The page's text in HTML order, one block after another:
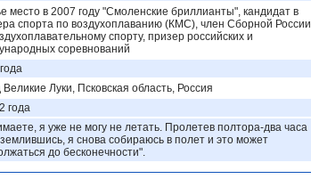
место в 2007 году "Смоленские бриллианты", кандидат в
спорта по воздухоплаванию (КМС), член Сборной России
спорту, призер российских и
соревнований
Великие Луки, Псковская область, Россия
года
я уже не могу не летать. Пролетев полтора-два часа
я снова собираюсь в полет и это может
до бесконечности".